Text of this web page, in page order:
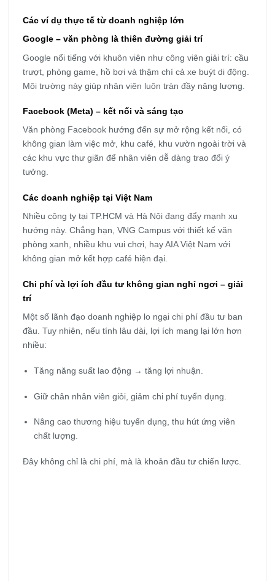
Các ví dụ thực tế từ doanh nghiệp lớn
Google – văn phòng là thiên đường giải trí
Google nổi tiếng với khuôn viên như công viên giải trí: cầu
trượt, phòng game, hồ bơi và thậm chí cả xe buýt di động.
Môi trường này giúp nhân viên luôn tràn đầy năng lượng.
Facebook (Meta) – kết nối và sáng tạo
Văn phòng Facebook hướng đến sự mở rộng kết nối, có
không gian làm việc mở, khu café, khu vườn ngoài trời và
các khu vực thư giãn để nhân viên dễ dàng trao đổi ý
tưởng.
Các doanh nghiệp tại Việt Nam
Nhiều công ty tại TP.HCM và Hà Nội đang đẩy mạnh xu
hướng này. Chẳng hạn, VNG Campus với thiết kế văn
phòng xanh, nhiều khu vui chơi, hay AIA Việt Nam với
không gian mở kết hợp café hiện đại.
Chi phí và lợi ích đầu tư không gian nghỉ ngơi – giải
trí
Một số lãnh đạo doanh nghiệp lo ngại chi phí đầu tư ban
đầu. Tuy nhiên, nếu tính lâu dài, lợi ích mang lại lớn hơn
nhiều:
Tăng năng suất lao động → tăng lợi nhuận.
Giữ chân nhân viên giỏi, giảm chi phí tuyển dụng.
Nâng cao thương hiệu tuyển dụng, thu hút ứng viên
chất lượng.
Đây không chỉ là chi phí, mà là khoản đầu tư chiến lược.